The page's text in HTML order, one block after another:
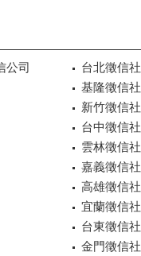
公司
台北徵信社
基隆徵信社
新竹徵信社
台中徵信社
雲林徵信社
嘉義徵信社
高雄徵信社
宜蘭徵信社
台東徵信社
金門徵信社